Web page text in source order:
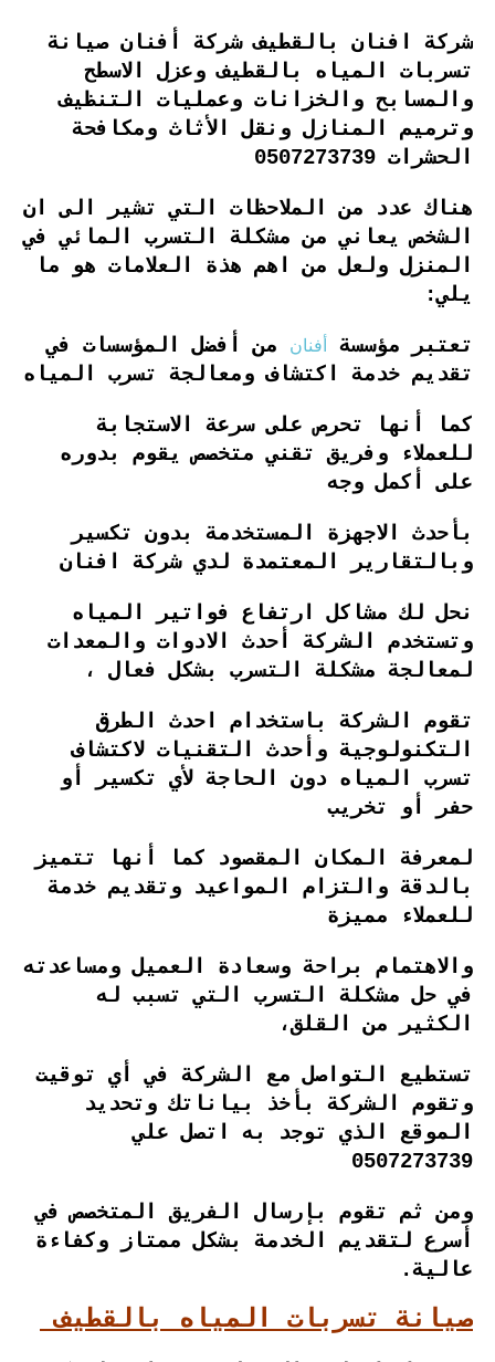
شركة افنان بالقطيف شركة أفنان صيانة
تسربات المياه بالقطيف وعزل الاسطح
والمسابح والخزانات وعمليات التنظيف
وترميم المنازل ونقل الأثاث ومكافحة
الحشرات 0507273739
هناك عدد من الملاحظات التي تشير الى ان
الشخص يعاني من مشكلة التسرب المائي في
المنزل ولعل من اهم هذة العلامات هو ما
يلي:
تعتبر مؤسسة أفنان من أفضل المؤسسات في
تقديم خدمة اكتشاف ومعالجة تسرب المياه
كما أنها تحرص على سرعة الاستجابة
للعملاء وفريق تقني متخصص يقوم بدوره
على أكمل وجه
بأحدث الاجهزة المستخدمة بدون تكسير
وبالتقارير المعتمدة لدي شركة افنان
نحل لك مشاكل ارتفاع فواتير المياه
وتستخدم الشركة أحدث الادوات والمعدات
لمعالجة مشكلة التسرب بشكل فعال ،
تقوم الشركة باستخدام احدث الطرق
التكنولوجية وأحدث التقنيات لاكتشاف
تسرب المياه دون الحاجة لأي تكسير أو
حفر أو تخريب
لمعرفة المكان المقصود كما أنها تتميز
بالدقة والتزام المواعيد وتقديم خدمة
للعملاء مميزة
والاهتمام براحة وسعادة العميل ومساعدته
في حل مشكلة التسرب التي تسبب له
الكثير من القلق،
تستطيع التواصل مع الشركة في أي توقيت
وتقوم الشركة بأخذ بياناتك وتحديد
الموقع الذي توجد به اتصل علي
0507273739
ومن ثم تقوم بإرسال الفريق المتخصص في
أسرع لتقديم الخدمة بشكل ممتاز وكفاءة
عالية.
صيانة تسربات المياه بالقطيف